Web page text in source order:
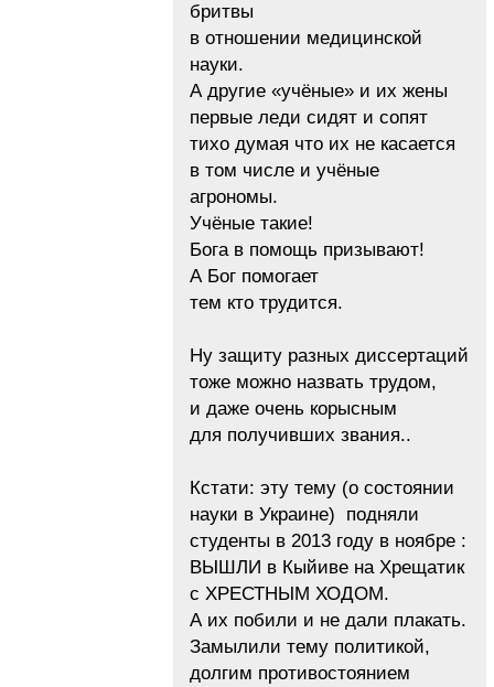
бритвы
в отношении медицинской
науки.
А другие «учёные» и их жены
первые леди сидят и сопят
тихо думая что их не касается
в том числе и учёные
агрономы.
Учёные такие!
Бога в помощь призывают!
А Бог помогает
тем кто трудится.
Ну защиту разных диссертаций
тоже можно назвать трудом,
и даже очень корысным
для получивших звания..
Кстати: эту тему (о состоянии
науки в Украине) подняли
студенты в 2013 году в ноябре :
ВЫШЛИ в Кыйиве на Хрещатик
с ХРЕСТНЫМ ХОДОМ.
А их побили и не дали плакать.
Замылили тему политикой,
долгим противостоянием